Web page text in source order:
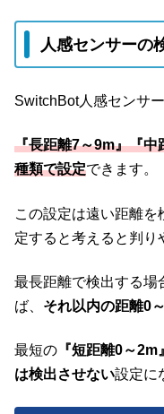
人感センサーの
SwitchBot人感センサ
『長距離7～9m』『中
種類で設定できます。
この設定は遠い距離
定すると考えると判り
最長距離で検出する場
ば、 それ以内の距離0
最短の 『短距離0～2m』
は検出させない設定に